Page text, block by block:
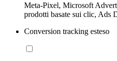
Meta-Pixel, Microsoft
prodotti basate sui clic, Ads
Conversion tracking esteso